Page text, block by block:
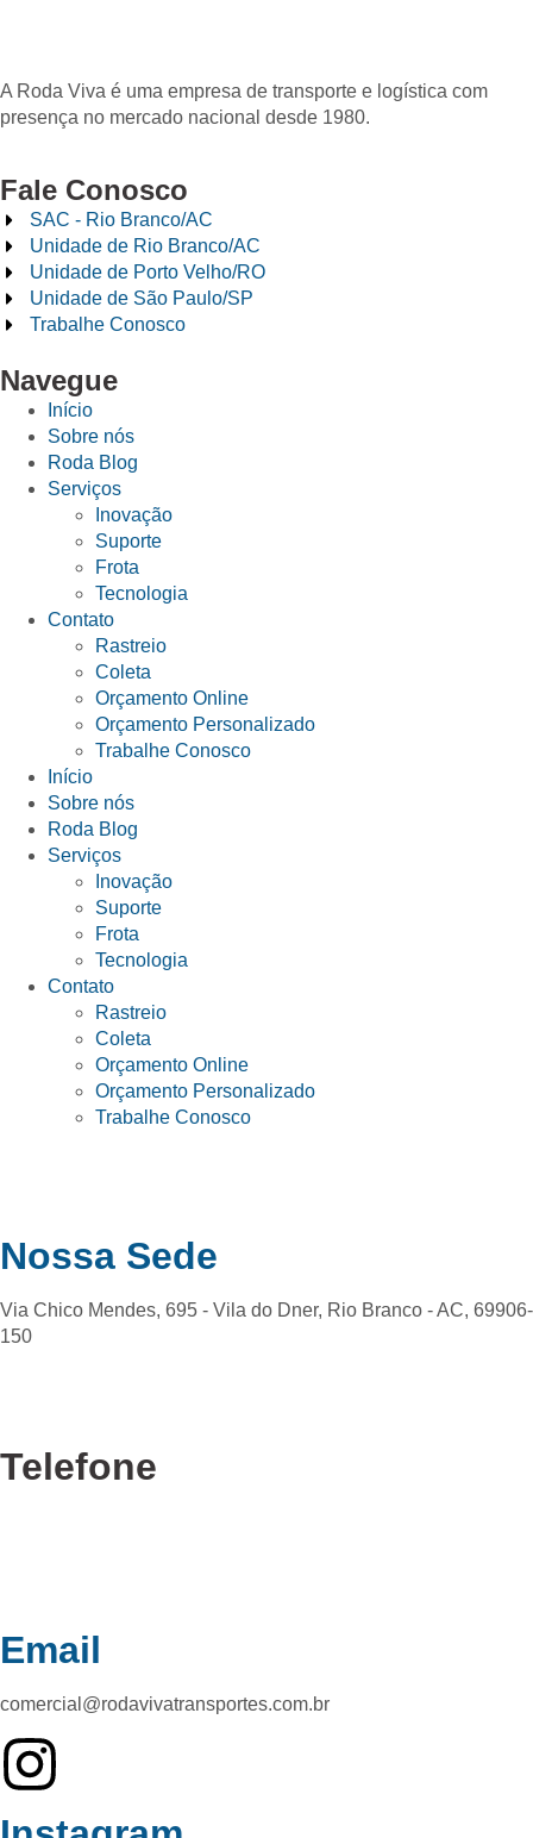
A Roda Viva é uma empresa de transporte e logística com
presença no mercado nacional desde 1980.
Fale Conosco
SAC - Rio Branco/AC
Unidade de Rio Branco/AC
Unidade de Porto Velho/RO
Unidade de São Paulo/SP
Trabalhe Conosco
Navegue
Início
Sobre nós
Roda Blog
Serviços
Inovação
Suporte
Frota
Tecnologia
Contato
Rastreio
Coleta
Orçamento Online
Orçamento Personalizado
Trabalhe Conosco
Início
Sobre nós
Roda Blog
Serviços
Inovação
Suporte
Frota
Tecnologia
Contato
Rastreio
Coleta
Orçamento Online
Orçamento Personalizado
Trabalhe Conosco
Nossa Sede
Via Chico Mendes, 695 - Vila do Dner, Rio Branco - AC, 69906-
150
Telefone
Email
comercial@rodavivatransportes.com.br